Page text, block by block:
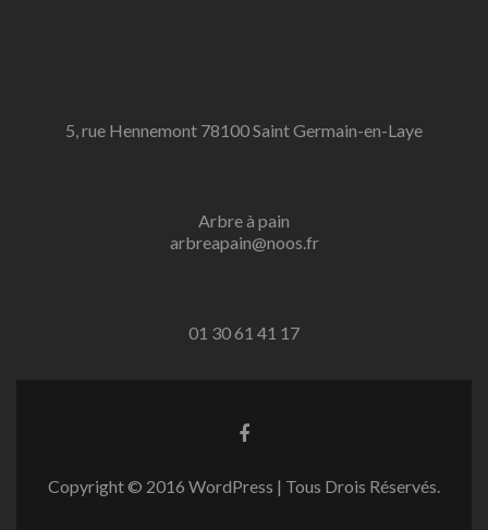
5, rue Hennemont 78100 Saint Germain-en-Laye
Arbre à pain
arbreapain@noos.fr
01 30 61 41 17
Go
Copyright © 2016 WordPress | Tous Drois Réservés.